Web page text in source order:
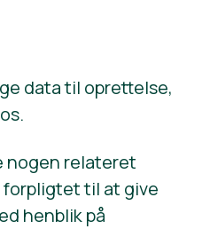
data til oprettelse,
nogen relateret
forpligtet til at give
henblik på